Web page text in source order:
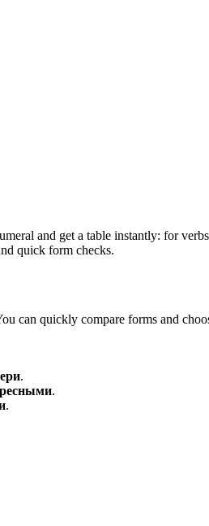
and get a table instantly: for
quick form checks.
can quickly compare forms and
.
.
.